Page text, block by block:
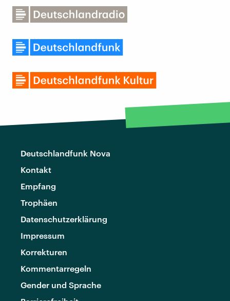
Deutschlandfunk Nova
Kontakt
Empfang
Trophäen
Datenschutzerklärung
Impressum
Korrekturen
Kommentarregeln
Gender und Sprache